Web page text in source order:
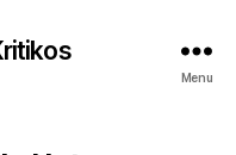
Menu